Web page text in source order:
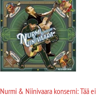
Nurmi & Niinivaara konserni: Tää ei